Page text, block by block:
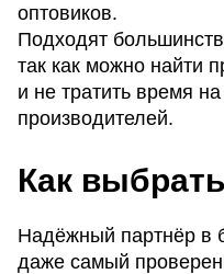
оптовиков.
Подходят
так как можно найти
и не тратить время
производителей.
Как
Надёжный партнёр в
даже самый